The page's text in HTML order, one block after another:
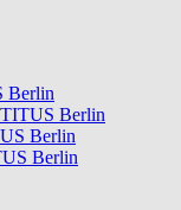
Berlin
TITUS Berlin
Berlin
Berlin